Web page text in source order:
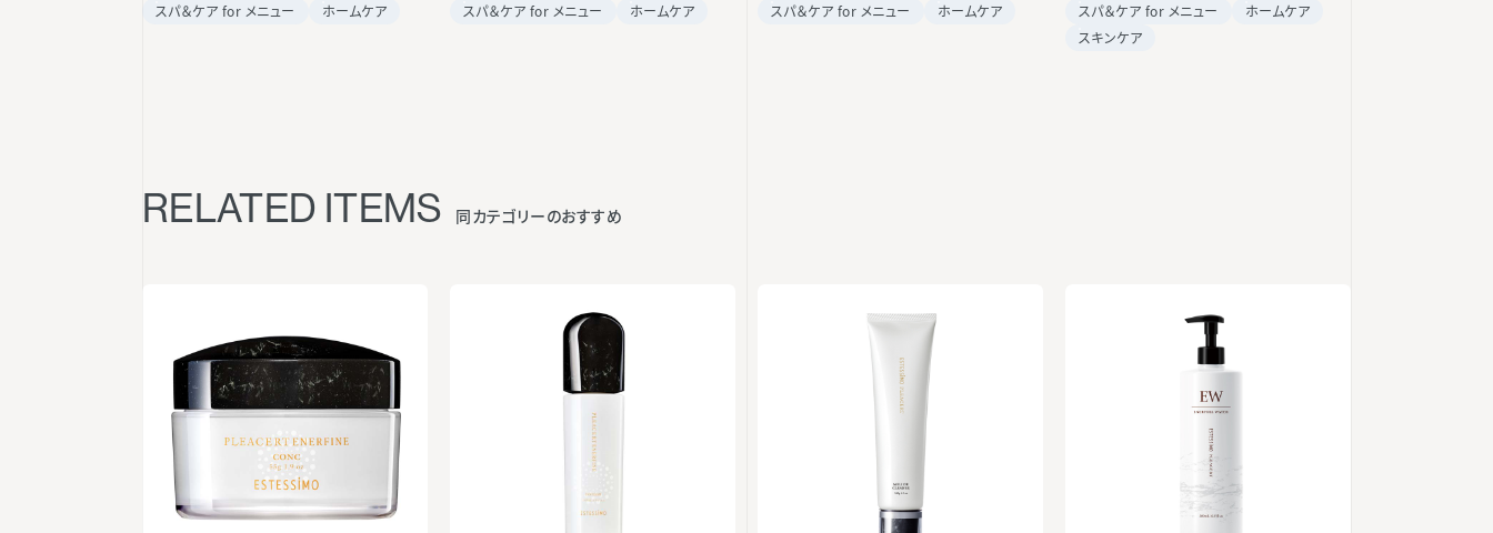
スパ＆ケア for メニュー ホームケア スパ＆ケア for メニュー ホームケア スパ＆ケア for メニュー ホームケア スパ＆ケア for メニュー
ホームケア
スキンケア
RELATED ITEMS 同カテゴリーのおすすめ